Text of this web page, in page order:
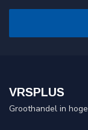
VRSPLUS
Groothandel in